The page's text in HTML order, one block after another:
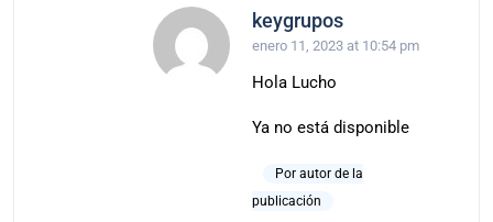
keygrupos
enero 11, 2023 at 10:54 pm
Hola Lucho
Ya no está disponible
Por autor de la
publicación